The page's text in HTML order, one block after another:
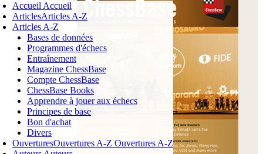
Accueil Accueil
ArticlesArticles A-Z
Articles A-Z
Bases de données
Programmes d'échecs
Entraînement
Magazine ChessBase
Compte ChessBase
ChessBase Books
Apprendre à jouer aux échecs
Principes de base
Bon d'achat
Divers
OuverturesOuvertures A-Z Ouvertures A-Z